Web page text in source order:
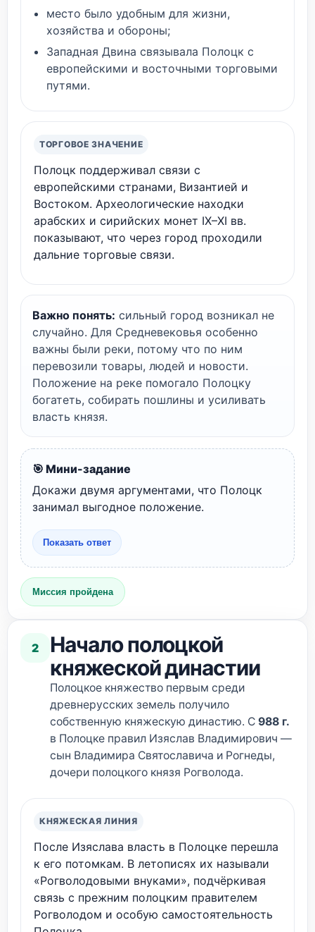
место было удобным для жизни,
хозяйства и обороны;
Западная Двина связывала Полоцк с
европейскими и восточными торговыми
путями.
ТОРГОВОЕ ЗНАЧЕНИЕ
Полоцк поддерживал связи с
европейскими странами, Византией и
Востоком. Археологические находки
арабских и сирийских монет IX–XI вв.
показывают, что через город проходили
дальние торговые связи.
Важно понять: сильный город возникал не
случайно. Для Средневековья особенно
важны были реки, потому что по ним
перевозили товары, людей и новости.
Положение на реке помогало Полоцку
богатеть, собирать пошлины и усиливать
власть князя.
🎯 Мини-задание
Докажи двумя аргументами, что Полоцк
занимал выгодное положение.
Показать ответ
Миссия пройдена
2
Начало полоцкой
княжеской династии
Полоцкое княжество первым среди
древнерусских земель получило
собственную княжескую династию. С 988 г.
в Полоцке правил Изяслав Владимирович —
сын Владимира Святославича и Рогнеды,
дочери полоцкого князя Рогволода.
КНЯЖЕСКАЯ ЛИНИЯ
После Изяслава власть в Полоцке перешла
к его потомкам. В летописях их называли
«Рогволодовыми внуками», подчёркивая
связь с прежним полоцким правителем
Рогволодом и особую самостоятельность